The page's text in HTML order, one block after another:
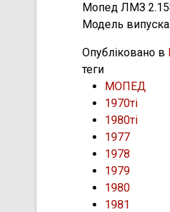
Мопед ЛМЗ
Модель
Опубліковано в
теги
МОПЕД
1970ті
1980ті
1977
1978
1979
1980
1981